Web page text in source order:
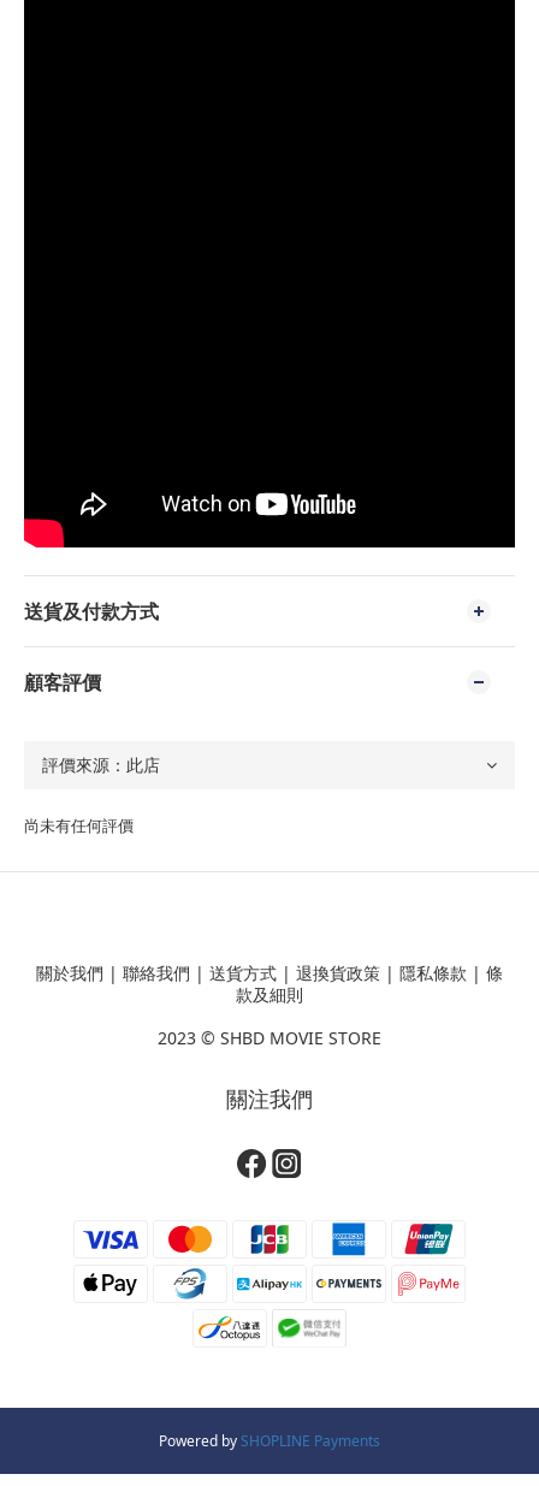
送貨及付款方式
顧客評價
尚未有任何評價
關於我們 | 聯絡我們 | 送貨方式 | 退換貨政策 | 隱私條款 | 條
款及細則
2023 © SHBD MOVIE STORE
關注我們
Powered by SHOPLINE Payments